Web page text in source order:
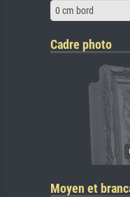
0 cm bord
Cadre photo
Moyen et